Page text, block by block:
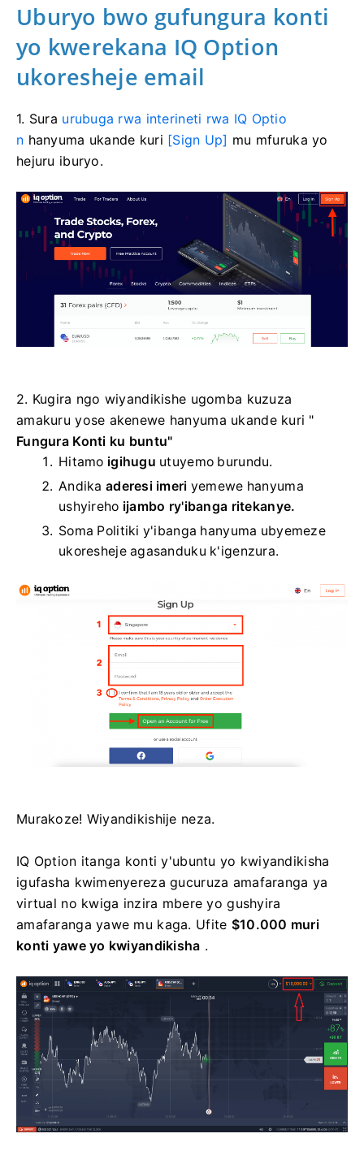
Uburyo bwo gufungura konti
yo kwerekana IQ Option
ukoresheje email
1. Sura urubuga rwa interineti rwa IQ Optio
n hanyuma ukande kuri [Sign Up] mu mfuruka yo
hejuru iburyo.
2. Kugira ngo wiyandikishe ugomba kuzuza
amakuru yose akenewe hanyuma ukande kuri "
Fungura Konti ku buntu"
Hitamo igihugu utuyemo burundu.
Andika aderesi imeri yemewe hanyuma
ushyireho ijambo ry'ibanga ritekanye.
Soma Politiki y'ibanga hanyuma ubyemeze
ukoresheje agasanduku k'igenzura.
Murakoze! Wiyandikishije neza.
IQ Option itanga konti y'ubuntu yo kwiyandikisha
igufasha kwimenyereza gucuruza amafaranga ya
virtual no kwiga inzira mbere yo gushyira
amafaranga yawe mu kaga. Ufite $10.000 muri
konti yawe yo kwiyandikisha .